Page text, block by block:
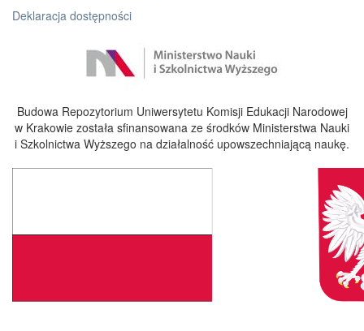
Deklaracja dostępności
Budowa Repozytorium Uniwersytetu Komisji Edukacji Narodowej
w Krakowie została sfinansowana ze środków Ministerstwa Nauki
i Szkolnictwa Wyższego na działalność upowszechniającą naukę.